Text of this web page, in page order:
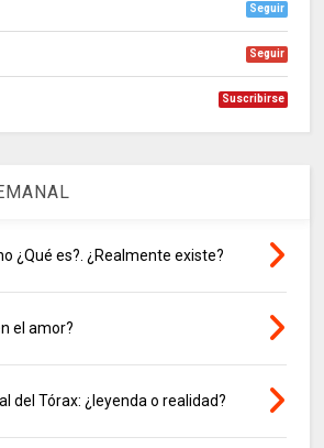
Seguir
Seguir
Suscribirse
¿Qué es?. ¿Realmente existe?
el amor?
del Tórax: ¿leyenda o realidad?